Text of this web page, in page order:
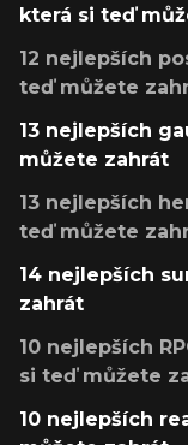
která si teď
12 nejlepších
teď můžete
13 nejlepších
můžete zahrát
13 nejlepších
teď můžete
14 nejlepších
zahrát
10 nejlepších
si teď můžete
10 nejlepších